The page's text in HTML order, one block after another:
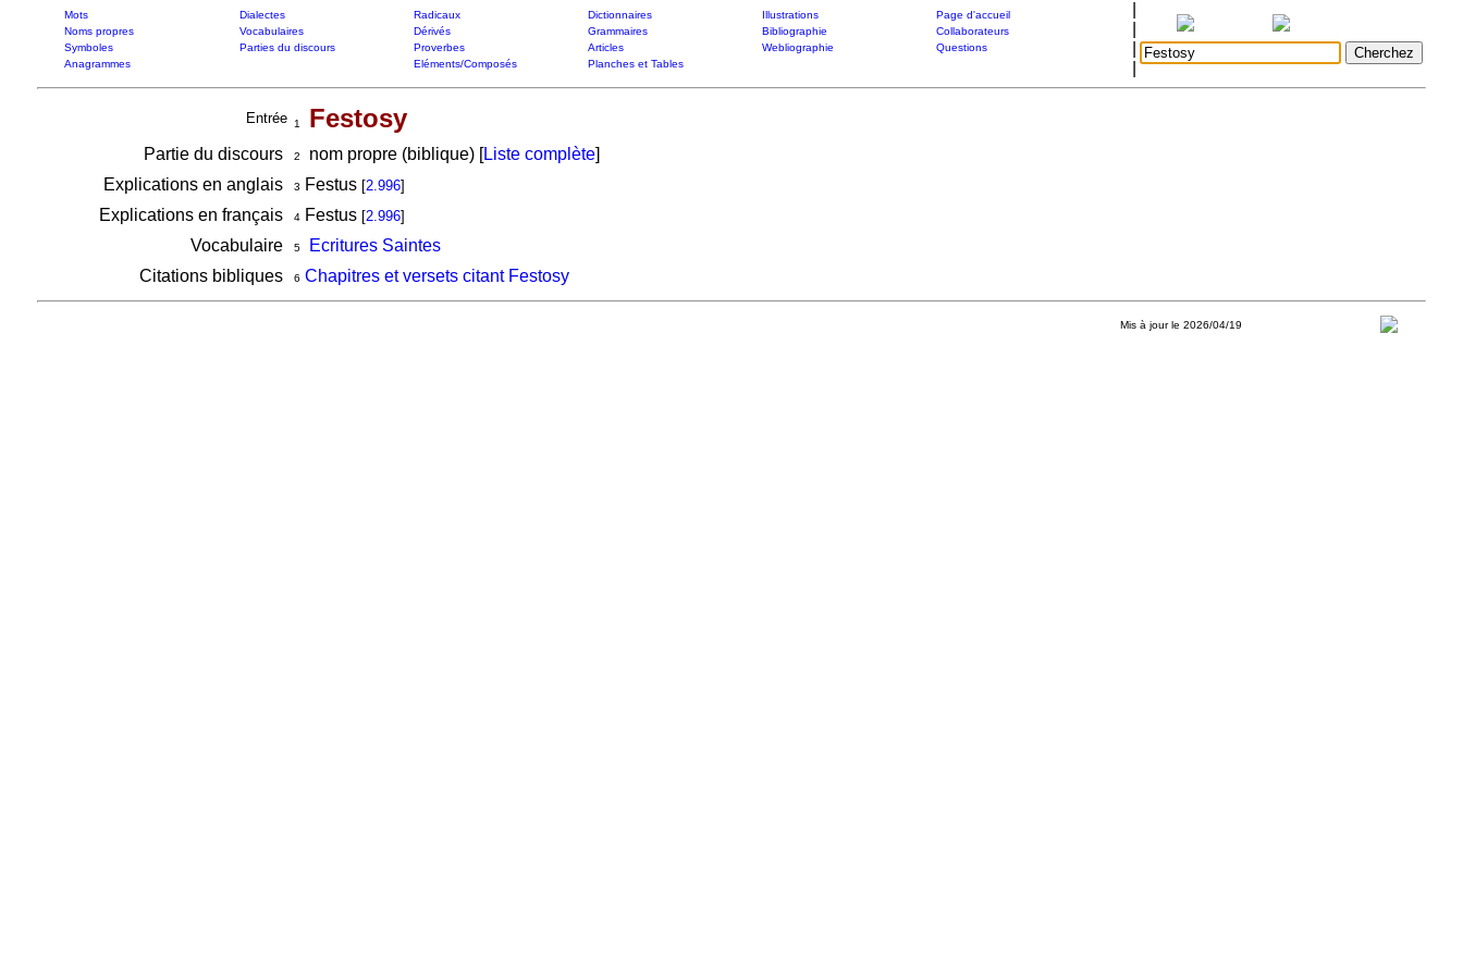
Mots Dialectes Radicaux Dictionnaires Illustrations
Page d'accueil
Noms propres
Vocabulaires Dérivés Grammaires Bibliographie
Collaborateurs
Symboles
Parties du discours Proverbes Articles Webliographie
Questions
Anagrammes
Eléments/Composés Planches et Tables
Entrée 1 Festosy
Partie du discours 2 nom propre (biblique) [Liste complète]
Explications en anglais
3 Festus [2.996]
Explications en français 4Festus [2.996]
Vocabulaire 5
Ecritures Saintes
Citations bibliques
6 Chapitres et versets citant Festosy
Mis à jour le 2026/04/19